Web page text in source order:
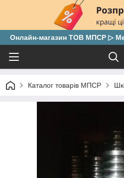
Онлайн-магазин ТОВ МПСР ▷
Каталог товарів МПСР